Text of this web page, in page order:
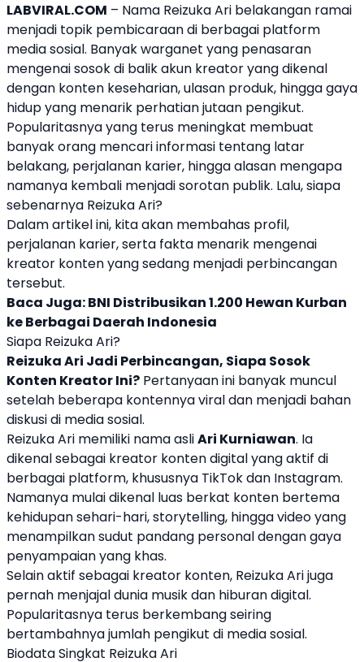
LABVIRAL.COM – Nama Reizuka Ari belakangan ramai
menjadi topik pembicaraan di berbagai platform
media sosial. Banyak warganet yang penasaran
mengenai sosok di balik akun kreator yang dikenal
dengan konten keseharian, ulasan produk, hingga gaya
hidup yang menarik perhatian jutaan pengikut.
Popularitasnya yang terus meningkat membuat
banyak orang mencari informasi tentang latar
belakang, perjalanan karier, hingga alasan mengapa
namanya kembali menjadi sorotan publik. Lalu, siapa
sebenarnya Reizuka Ari?
Dalam artikel ini, kita akan membahas profil,
perjalanan karier, serta fakta menarik mengenai
kreator konten yang sedang menjadi perbincangan
tersebut.
Baca Juga:BNI Distribusikan 1.200 Hewan Kurban
ke Berbagai Daerah Indonesia
Siapa Reizuka Ari?
Reizuka Ari Jadi Perbincangan, Siapa Sosok
Konten Kreator Ini? Pertanyaan ini banyak muncul
setelah beberapa kontennya viral dan menjadi bahan
diskusi di media sosial.
Reizuka Ari memiliki nama asliAri Kurniawan. Ia
dikenal sebagai kreator konten digital yang aktif di
berbagai platform, khususnya TikTok dan Instagram.
Namanya mulai dikenal luas berkat konten bertema
kehidupan sehari-hari, storytelling, hingga video yang
menampilkan sudut pandang personal dengan gaya
penyampaian yang khas.
Selain aktif sebagai kreator konten, Reizuka Ari juga
pernah menjajal dunia musik dan hiburan digital.
Popularitasnya terus berkembang seiring
bertambahnya jumlah pengikut di media sosial.
Biodata Singkat Reizuka Ari